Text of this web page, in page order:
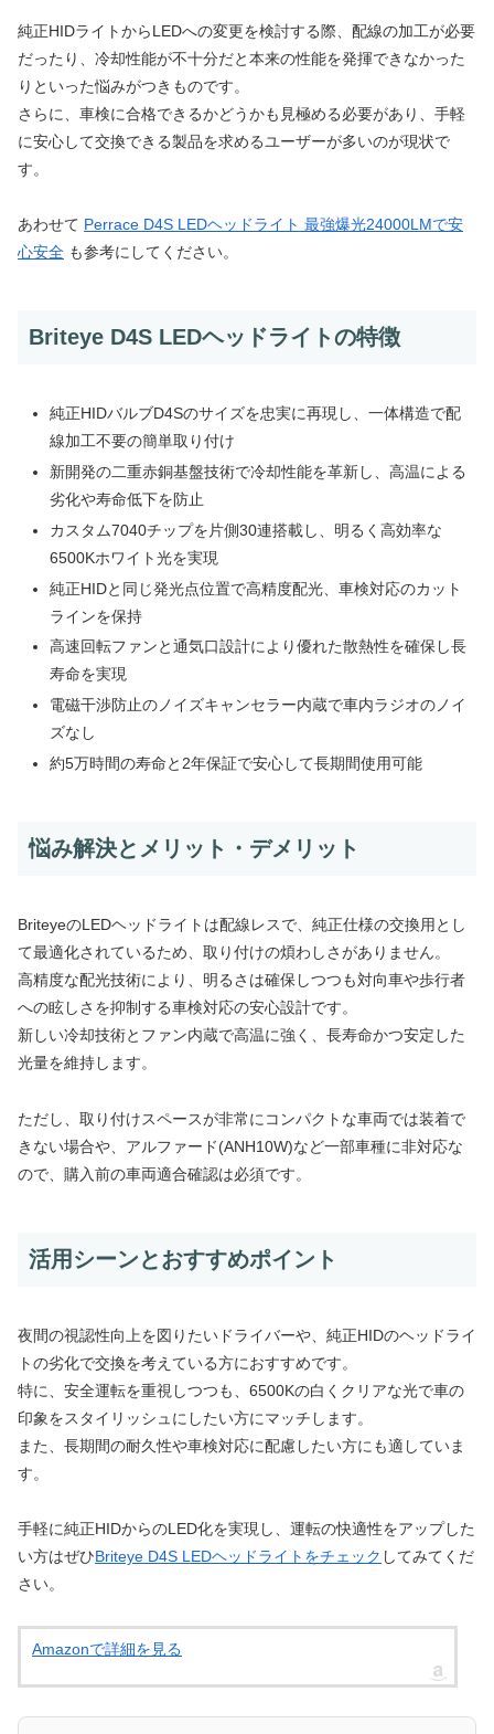
純正HIDライトからLEDへの変更を検討する際、配線の加工が必要
だったり、冷却性能が不十分だと本来の性能を発揮できなかった
りといった悩みがつきものです。
さらに、車検に合格できるかどうかも見極める必要があり、手軽
に安心して交換できる製品を求めるユーザーが多いのが現状で
す。
あわせて Perrace D4S LEDヘッドライト 最強爆光24000LMで安
心安全 も参考にしてください。
Briteye D4S LEDヘッドライトの特徴
純正HIDバルブD4Sのサイズを忠実に再現し、一体構造で配
線加工不要の簡単取り付け
新開発の二重赤銅基盤技術で冷却性能を革新し、高温による
劣化や寿命低下を防止
カスタム7040チップを片側30連搭載し、明るく高効率な
6500Kホワイト光を実現
純正HIDと同じ発光点位置で高精度配光、車検対応のカット
ラインを保持
高速回転ファンと通気口設計により優れた散熱性を確保し長
寿命を実現
電磁干渉防止のノイズキャンセラー内蔵で車内ラジオのノイ
ズなし
約5万時間の寿命と2年保証で安心して長期間使用可能
悩み解決とメリット・デメリット
BriteyeのLEDヘッドライトは配線レスで、純正仕様の交換用とし
て最適化されているため、取り付けの煩わしさがありません。
高精度な配光技術により、明るさは確保しつつも対向車や歩行者
への眩しさを抑制する車検対応の安心設計です。
新しい冷却技術とファン内蔵で高温に強く、長寿命かつ安定した
光量を維持します。
ただし、取り付けスペースが非常にコンパクトな車両では装着で
きない場合や、アルファード(ANH10W)など一部車種に非対応な
ので、購入前の車両適合確認は必須です。
活用シーンとおすすめポイント
夜間の視認性向上を図りたいドライバーや、純正HIDのヘッドライ
トの劣化で交換を考えている方におすすめです。
特に、安全運転を重視しつつも、6500Kの白くクリアな光で車の
印象をスタイリッシュにしたい方にマッチします。
また、長期間の耐久性や車検対応に配慮したい方にも適していま
す。
手軽に純正HIDからのLED化を実現し、運転の快適性をアップした
い方はぜひBriteye D4S LEDヘッドライトをチェック してみてくだ
さい。
Amazonで詳細を見る